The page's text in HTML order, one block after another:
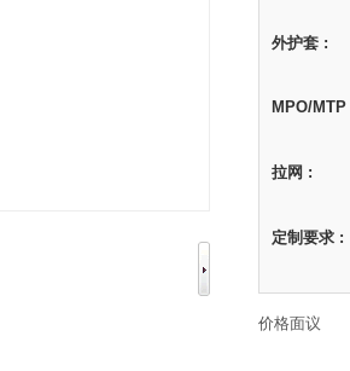
外护套 :
MPO/
拉网 :
定制要求 :
价格面议